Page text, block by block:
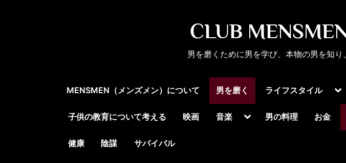
CLUB
男を磨くために男を学び、本物の男を知
MENSMEN（メンズメン）について 男を磨く ライフスタイル
子供の教育について考える 映画 音楽
Toggle男の料理 お金
健康 陰謀 サバイバル